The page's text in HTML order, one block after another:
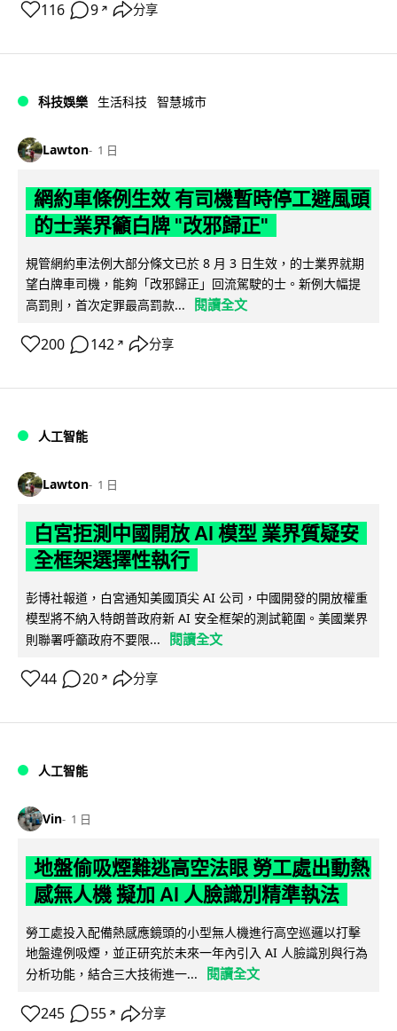
116 9 ↗ 分享
科技娛樂 生活科技 智慧城市
Lawton 1 日
網約車條例生效 有司機暫時停工避風頭
的士業界籲白牌 "改邪歸正"
規管網約車法例大部分條文已於 8 月 3 日生效，的士業界就期
望白牌車司機，能夠「改邪歸正」回流駕駛的士。新例大幅提
高罰則，首次定罪最高罰款...
閱讀全文
200 142 ↗ 分享
人工智能
Lawton 1 日
白宮拒測中國開放 AI 模型 業界質疑安
全框架選擇性執行
彭博社報道，白宮通知美國頂尖 AI 公司，中國開發的開放權重
模型將不納入特朗普政府新 AI 安全框架的測試範圍。美國業界
則聯署呼籲政府不要限...
閱讀全文
44 20 ↗ 分享
人工智能
Vin 1 日
地盤偷吸煙難逃高空法眼 勞工處出動熱
感無人機 擬加 AI 人臉識別精準執法
勞工處投入配備熱感應鏡頭的小型無人機進行高空巡邏以打擊
地盤違例吸煙，並正研究於未來一年內引入 AI 人臉識別與行為
分析功能，結合三大技術進一...
閱讀全文
245 55 ↗ 分享